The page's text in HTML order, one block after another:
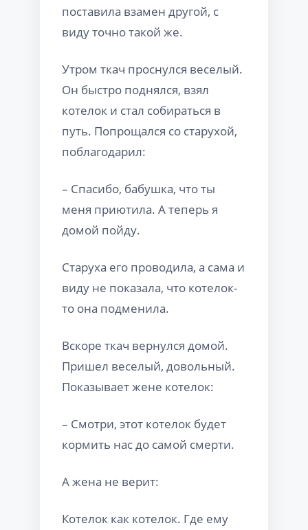
поставила взамен другой, с
виду точно такой же.
Утром ткач проснулся веселый.
Он быстро поднялся, взял
котелок и стал собираться в
путь. Попрощался со старухой,
поблагодарил:
– Спасибо, бабушка, что ты
меня приютила. А теперь я
домой пойду.
Старуха его проводила, а сама и
виду не показала, что котелок-
то она подменила.
Вскоре ткач вернулся домой.
Пришел веселый, довольный.
Показывает жене котелок:
– Смотри, этот котелок будет
кормить нас до самой смерти.
А жена не верит:
Котелок как котелок. Где ему